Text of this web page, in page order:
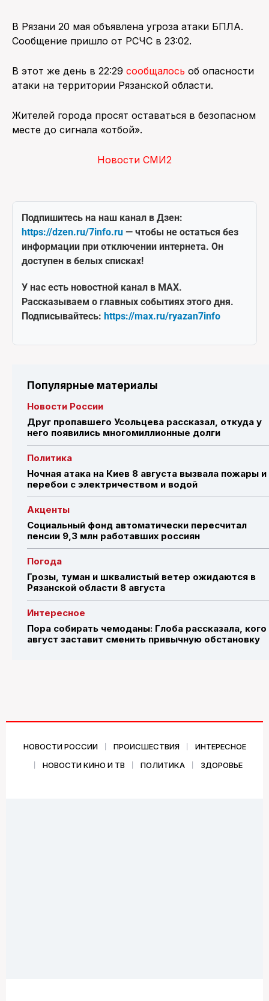
В Рязани 20 мая объявлена угроза атаки БПЛА.
Сообщение пришло от РСЧС в 23:02.
В этот же день в 22:29 сообщалось об опасности
атаки на территории Рязанской области.
Жителей города просят оставаться в безопасном
месте до сигнала «отбой».
Новости СМИ2
Подпишитесь на наш канал в Дзен:
https://dzen.ru/7info.ru — чтобы не остаться без
информации при отключении интернета. Он
доступен в белых списках!
У нас есть новостной канал в MAX.
Рассказываем о главных событиях этого дня.
Подписывайтесь: https://max.ru/ryazan7info
Популярные материалы
Новости России
Друг пропавшего Усольцева рассказал, откуда у
него появились многомиллионные долги
Политика
Ночная атака на Киев 8 августа вызвала пожары и
перебои с электричеством и водой
Акценты
Социальный фонд автоматически пересчитал
пенсии 9,3 млн работавших россиян
Погода
Грозы, туман и шквалистый ветер ожидаются в
Рязанской области 8 августа
Интересное
Пора собирать чемоданы: Глоба рассказала, кого
август заставит сменить привычную обстановку
НОВОСТИ РОССИИ ПРОИСШЕСТВИЯ
ИНТЕРЕСНОЕ
НОВОСТИ КИНО И ТВ
ПОЛИТИКА ЗДОРОВЬЕ